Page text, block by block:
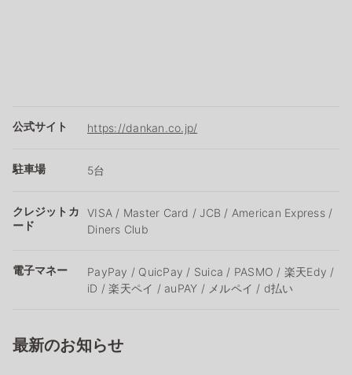
公式サイト https://dankan.co.jp/
駐車場 5台
クレジットカ
ード
VISA / Master Card / JCB / American Express /
Diners Club
電子マネー
PayPay / QuicPay / Suica / PASMO / 楽天Edy /
iD / 楽天ペイ / auPAY / メルペイ / d払い
最新のお知らせ